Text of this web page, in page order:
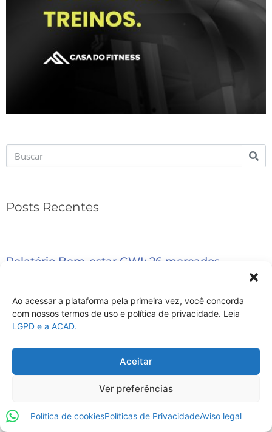
Ao acessar a plataforma pela primeira vez, você concorda
com nossos termos de uso e política de privacidade. Leia
LGPD e a ACAD.
Aceitar
Ver preferências
Política de cookiesPolíticas de PrivacidadeAviso legal
Posts Recentes
Relatório Bem-estar GWI: 26 mercados
crescem mais rapidamente e 7 são mais lentos
Conexões em dose dupla em RS: Caxias do Sul
e Porto Alegre já têm inscrições abertas
Coronavírus